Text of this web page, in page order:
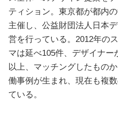
ティション。東京都が都内
主催し、公益財団法人日本
営を行っている。2012年の
マは延べ105件、デザイナ
以上、マッチングしたもの
働事例が生まれ、現在も複
ている。